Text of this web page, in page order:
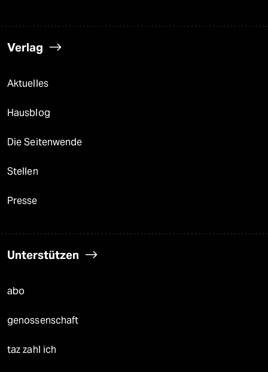
Verlag
Aktuelles
Hausblog
Die Seitenwende
Stellen
Presse
Unterstützen
abo
genossenschaft
taz zahl ich